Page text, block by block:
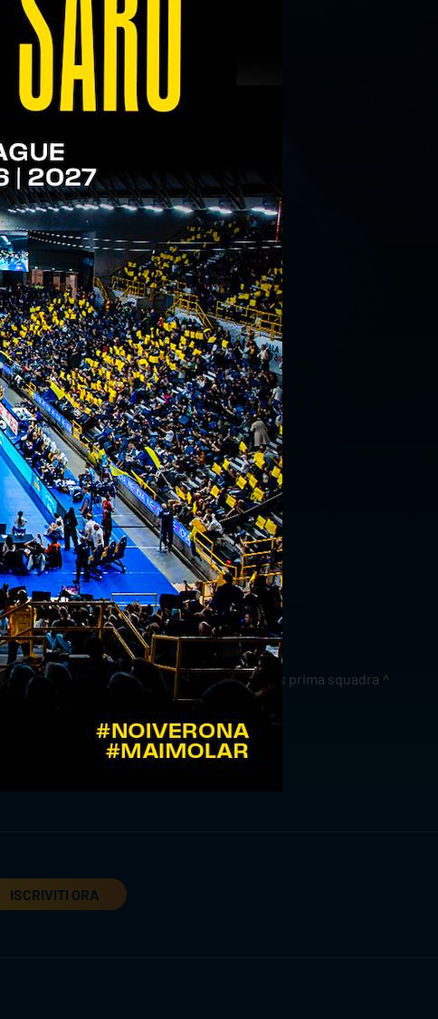
news prima squadra
ISCRIVITI ORA